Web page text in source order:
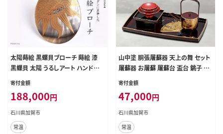
太陽蒔絵 黒蝶貝ブローチ 蒔絵 漆
黒蝶貝 太陽 うるしアート ハンドメ
イド ブローチ アクセサリー ギフト
震災 コロナ 能登半島地震復興支援
北陸新幹線 F6P-1507
寄付金額
188,000円
石川県加賀市
常温
山中塗 胴張屠蘇器 天上の舞 セット
屠蘇器 お屠蘇 屠蘇台 盃台 銚子 盃
贈り物 ギフト 伝統工芸 工芸品 ABS
寄付金額
47,000円
石川県加賀市
常温